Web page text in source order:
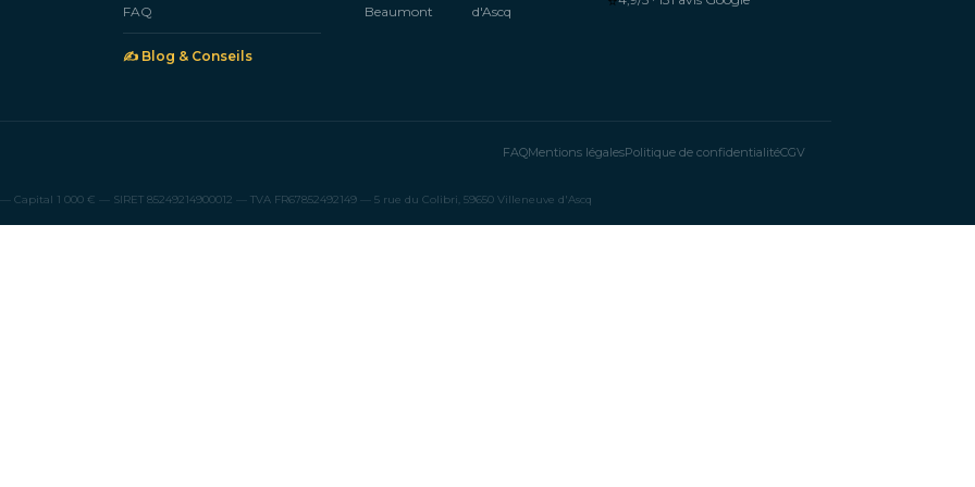
FAQ
✍️ Blog & Conseils
Beaumont
d'Ascq
FAQMentions légalesPolitique de confidentialitéCGV
Capital 1 000 € — SIRET 85249214900012 — TVA FR67852492149 — 5 rue du Colibri, 59650 Villeneuve d'Ascq